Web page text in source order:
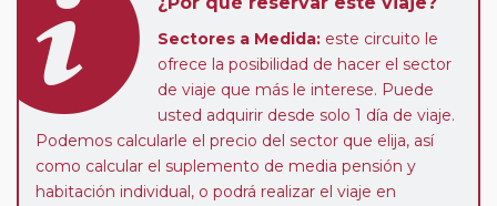
Sectores a Medida: este circuito le
ofrece la posibilidad de hacer el sector
de viaje que más le interese. Puede
usted adquirir desde solo 1 día de viaje.
Podemos calcularle el precio del sector que elija, así
como calcular el suplemento de media pensión y
habitación individual, o podrá realizar el viaje en